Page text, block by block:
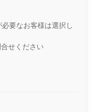
要なお客様は選択し
せください